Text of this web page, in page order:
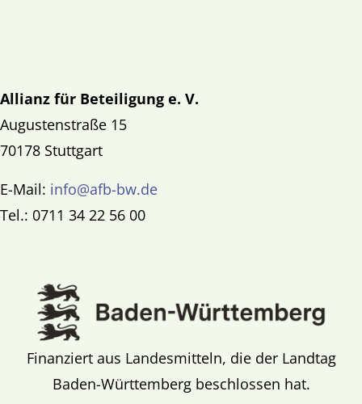
Allianz für Beteiligung e. V.
Augustenstraße 15
70178 Stuttgart
E-Mail: info@afb-bw.de
Tel.: 0711 34 22 56 00
Finanziert aus Landesmitteln, die der Landtag
Baden-Württemberg beschlossen hat.